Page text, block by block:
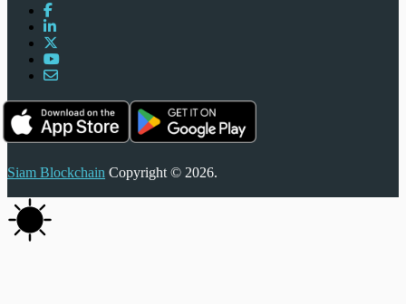
Siam Blockchain Copyright © 2026.